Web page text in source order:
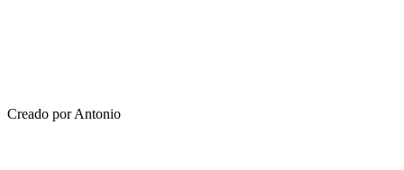
Creado por Antonio